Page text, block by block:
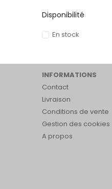
Disponibilité
En stock
INFORMATIONS
Contact
Livraison
Conditions de vente
Gestion des cookies
A propos